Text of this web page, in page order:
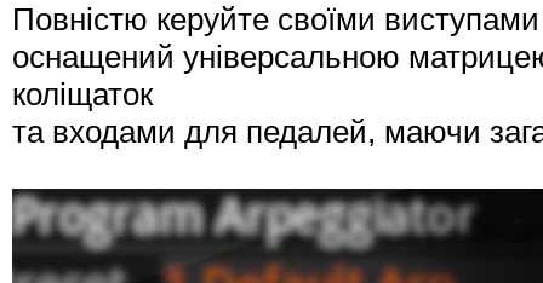
Повністю керуйте своїми
оснащений універсальною
коліщаток
та входами для педалей, маючи